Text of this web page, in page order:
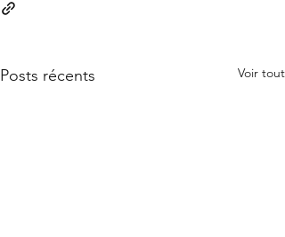
Posts récents Voir tout